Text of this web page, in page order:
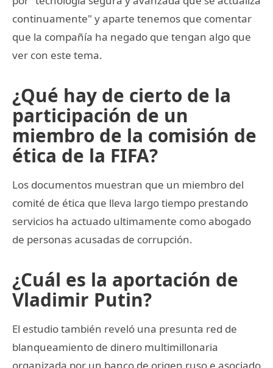
continuamente" y aparte tenemos que comentar
que la compañía ha negado que tengan algo que
ver con este tema.
¿Qué hay de cierto de la
participación de un
miembro de la comisión de
ética de la FIFA?
Los documentos muestran que un miembro del
comité de ética que lleva largo tiempo prestando
servicios ha actuado ultimamente como abogado
de personas acusadas de corrupción.
¿Cuál es la aportación de
Vladimir Putin?
El estudio también reveló una presunta red de
blanqueamiento de dinero multimillonaria
organizada por un banco de origen ruso e asociado